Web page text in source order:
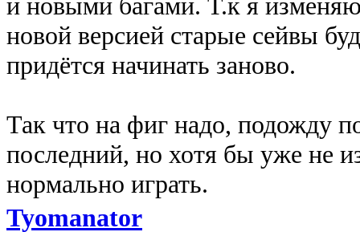
новой версией старые сейвы
придётся начинать заново.
Так что на фиг надо, подожду
последний, но хотя бы уже не
нормально играть.
Tyomanator